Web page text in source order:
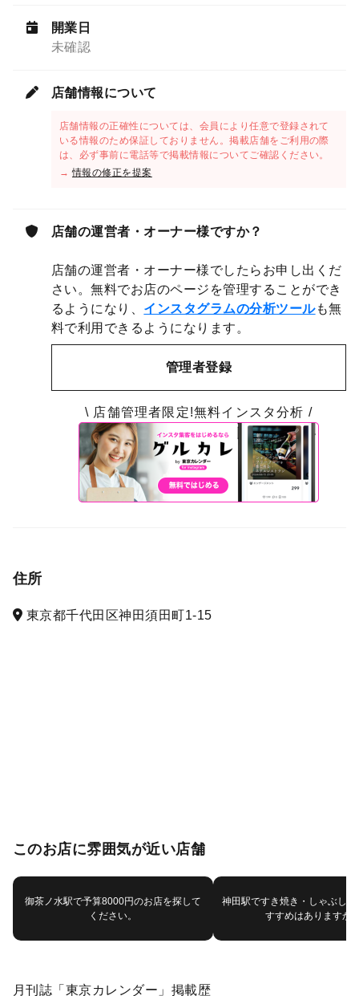
開業日
未確認
店舗情報について
店舗情報の正確性については、会員により任意で登録されて
いる情報のため保証しておりません。掲載店舗をご利用の際
は、必ず事前に電話等で掲載情報についてご確認ください。
→情報の修正を提案
店舗の運営者・オーナー様ですか？
店舗の運営者・オーナー様でしたらお申し出くだ
さい。無料でお店のページを管理することができ
るようになり、 インスタグラムの分析ツールも無
料で利用できるようになります。
管理者登録
\ 店舗管理者限定!無料インスタ分析 /
住所
東京都千代田区神田須田町1-15
このお店に雰囲気が近い店舗
御茶ノ水駅で予算8000円のお店を探して
ください。
神田駅ですき焼き・しゃぶし
すすめはありますか
月刊誌「東京カレンダー」掲載歴